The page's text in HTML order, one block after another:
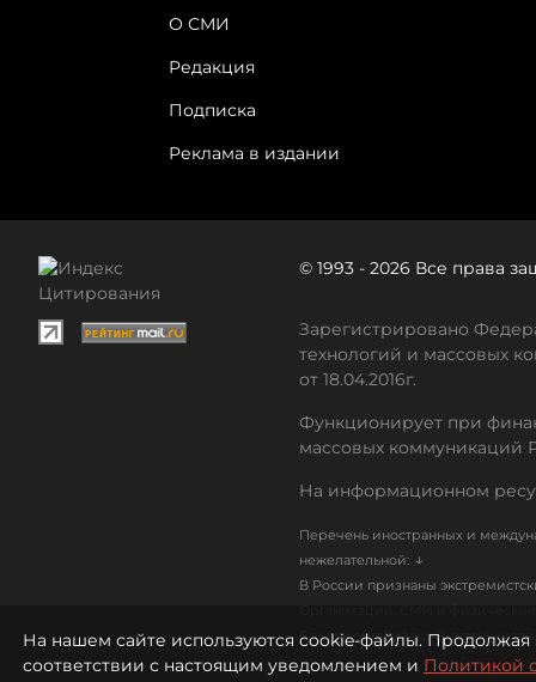
О СМИ
Редакция
Подписка
Реклама в издании
© 1993 - 2026 Все права
Зарегистрировано
технологий и массовых
от 18.04.2016г.
Функционирует при
массовых коммуникаций
На информационном
Перечень иностранных и
нежелательной: ↓
В России признаны
Список организаций, в том
На нашем сайте используются cookie-файлы. Продолжая
соответствии с настоящим уведомлением и Политикой